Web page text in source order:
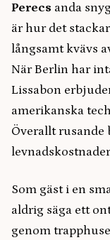
Perecs anda
är hur det
långsamt kvävs
När Berlin har
Lissabon
amerikanska
Överallt rusande
Som gäst i en
aldrig säga ett
genom